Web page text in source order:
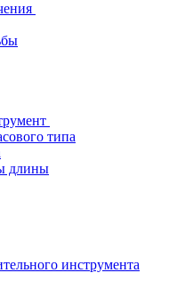
типа
длины
инструмента